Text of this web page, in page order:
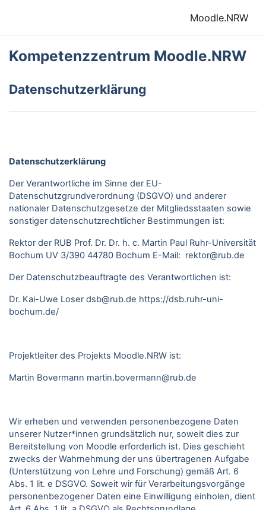
Moodle.NRW
Kompetenzzentrum Moodle.NRW
Datenschutzerklärung
Datenschutzerklärung
Der Verantwortliche im Sinne der EU-
Datenschutzgrundverordnung (DSGVO) und anderer
nationaler Datenschutzgesetze der Mitgliedsstaaten sowie
sonstiger datenschutzrechtlicher Bestimmungen ist:
Rektor der RUB Prof. Dr. Dr. h. c. Martin Paul Ruhr-Universität
Bochum UV 3/390 44780 Bochum E-Mail: rektor@rub.de
Der Datenschutzbeauftragte des Verantwortlichen ist:
Dr. Kai-Uwe Loser dsb@rub.de https://dsb.ruhr-uni-
bochum.de/
Projektleiter des Projekts Moodle.NRW ist:
Martin Bovermann martin.bovermann@rub.de
Wir erheben und verwenden personenbezogene Daten
unserer Nutzer*innen grundsätzlich nur, soweit dies zur
Bereitstellung von Moodle erforderlich ist. Dies geschieht
zwecks der Wahrnehmung der uns übertragenen Aufgabe
(Unterstützung von Lehre und Forschung) gemäß Art. 6
Abs. 1 lit. e DSGVO. Soweit wir für Verarbeitungsvorgänge
personenbezogener Daten eine Einwilligung einholen, dient